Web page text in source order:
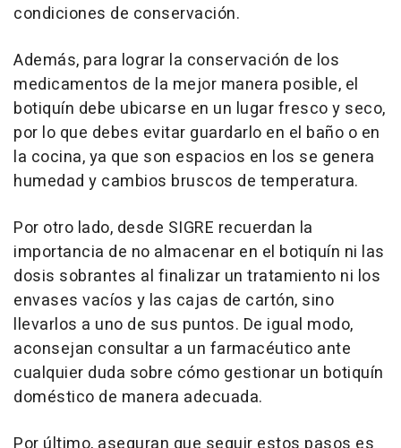
condiciones de conservación.
Además, para lograr la conservación de los
medicamentos de la mejor manera posible, el
botiquín debe ubicarse en un lugar fresco y seco,
por lo que debes evitar guardarlo en el baño o en
la cocina, ya que son espacios en los se genera
humedad y cambios bruscos de temperatura.
Por otro lado, desde SIGRE recuerdan la
importancia de no almacenar en el botiquín ni las
dosis sobrantes al finalizar un tratamiento ni los
envases vacíos y las cajas de cartón, sino
llevarlos a uno de sus puntos. De igual modo,
aconsejan consultar a un farmacéutico ante
cualquier duda sobre cómo gestionar un botiquín
doméstico de manera adecuada.